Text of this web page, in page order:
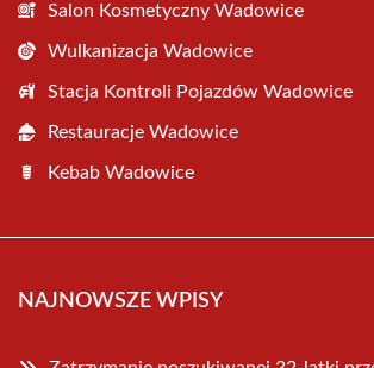
Salon Kosmetyczny Wadowice
Wulkanizacja Wadowice
Stacja Kontroli Pojazdów Wadowice
Restauracje Wadowice
Kebab Wadowice
NAJNOWSZE WPISY